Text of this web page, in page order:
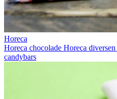
Horeca
Horeca chocolade Horeca diversen
candybars